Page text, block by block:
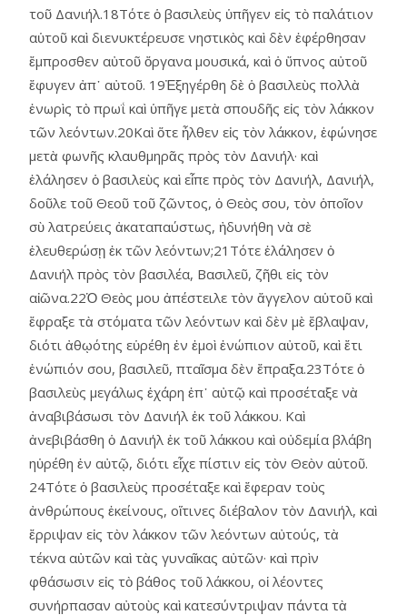
τοῦ Δανιήλ.18Τότε ὁ βασιλεὺς ὑπῆγεν εἰς τὸ παλάτιον
αὑτοῦ καὶ διενυκτέρευσε νηστικὸς καὶ δὲν ἐφέρθησαν
ἔμπροσθεν αὐτοῦ ὄργανα μουσικά, καὶ ὁ ὕπνος αὐτοῦ
ἔφυγεν ἀπ᾿ αὐτοῦ. 19Ἐξηγέρθη δὲ ὁ βασιλεὺς πολλὰ
ἐνωρὶς τὸ πρωΐ καὶ ὑπῆγε μετὰ σπουδῆς εἰς τὸν λάκκον
τῶν λεόντων.20Καὶ ὅτε ἦλθεν εἰς τὸν λάκκον, ἐφώνησε
μετὰ φωνῆς κλαυθμηρᾶς πρὸς τὸν Δανιήλ· καὶ
ἐλάλησεν ὁ βασιλεὺς καὶ εἶπε πρὸς τὸν Δανιήλ, Δανιήλ,
δοῦλε τοῦ Θεοῦ τοῦ ζῶντος, ὁ Θεὸς σου, τὸν ὁποῖον
σὺ λατρεύεις ἀκαταπαύστως, ἠδυνήθη νὰ σὲ
ἐλευθερώσῃ ἐκ τῶν λεόντων;21Τότε ἐλάλησεν ὁ
Δανιήλ πρὸς τὸν βασιλέα, Βασιλεῦ, ζῆθι εἰς τὸν
αἰῶνα.22Ὁ Θεὸς μου ἀπέστειλε τὸν ἄγγελον αὑτοῦ καὶ
ἔφραξε τὰ στόματα τῶν λεόντων καὶ δὲν μὲ ἔβλαψαν,
διότι ἀθῳότης εὑρέθη ἐν ἐμοὶ ἐνώπιον αὐτοῦ, καὶ ἔτι
ἐνώπιόν σου, βασιλεῦ, πταῖσμα δὲν ἔπραξα.23Τότε ὁ
βασιλεὺς μεγάλως ἐχάρη ἐπ᾿ αὐτῷ καὶ προσέταξε νὰ
ἀναβιβάσωσι τὸν Δανιήλ ἐκ τοῦ λάκκου. Καὶ
ἀνεβιβάσθη ὁ Δανιήλ ἐκ τοῦ λάκκου καὶ οὐδεμία βλάβη
ηὑρέθη ἐν αὐτῷ, διότι εἶχε πίστιν εἰς τὸν Θεὸν αὑτοῦ.
24Τότε ὁ βασιλεὺς προσέταξε καὶ ἔφεραν τοὺς
ἀνθρώπους ἐκείνους, οἵτινες διέβαλον τὸν Δανιήλ, καὶ
ἔρριψαν εἰς τὸν λάκκον τῶν λεόντων αὐτούς, τὰ
τέκνα αὐτῶν καὶ τὰς γυναῖκας αὐτῶν· καὶ πρὶν
φθάσωσιν εἰς τὸ βάθος τοῦ λάκκου, οἱ λέοντες
συνήρπασαν αὐτοὺς καὶ κατεσύντριψαν πάντα τὰ